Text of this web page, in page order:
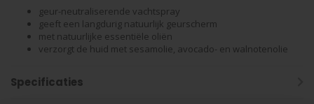
geur-neutraliserende vachtspray
geeft een langdurig natuurlijk geurscherm
met natuurlijke essentiële oliën
verzorgt de huid met sesamolie, avocado- en walnotenolie
Specificaties